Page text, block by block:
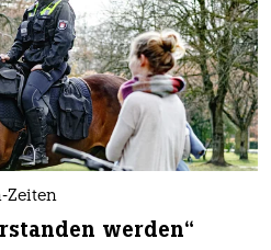
Zeiten
werden“